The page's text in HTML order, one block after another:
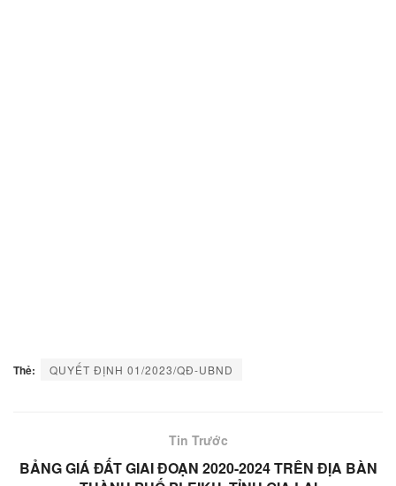
Thẻ: QUYẾT ĐỊNH 01/2023/QĐ-UBND
Tin Trước
BẢNG GIÁ ĐẤT GIAI ĐOẠN 2020-2024 TRÊN ĐỊA BÀN